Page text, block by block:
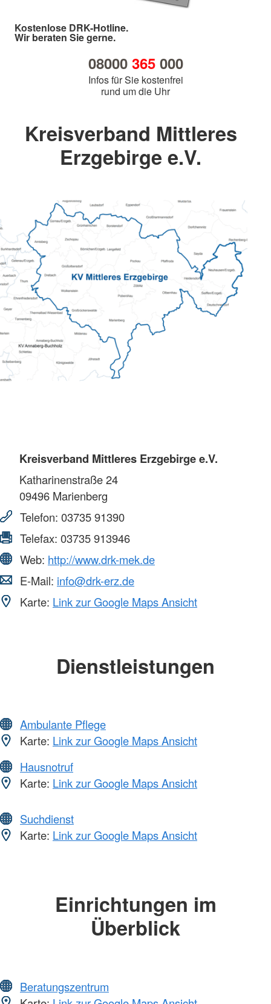
Kostenlose DRK-Hotline.
Wir beraten Sie gerne.
08000 365000
Infos für Sie kostenfrei
rund um die Uhr
Kreisverband Mittleres
Erzgebirge e.V.
Kreisverband Mittleres Erzgebirge e.V.
Katharinenstraße 24
09496 Marienberg
Telefon: 03735 91390
Telefax: 03735 913946
Web: http://www.drk-mek.de
E-Mail: info@drk-erz.de
Karte: Link zur Google Maps Ansicht
Dienstleistungen
Ambulante Pflege
Karte: Link zur Google Maps Ansicht
Hausnotruf
Karte: Link zur Google Maps Ansicht
Suchdienst
Karte: Link zur Google Maps Ansicht
Einrichtungen im
Überblick
Beratungszentrum